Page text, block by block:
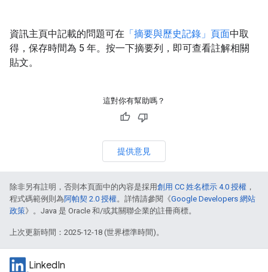
資訊主頁中記載的問題可在 「摘要與歷史記錄」頁面中取
得，保存時間為 5 年。按一下摘要列，即可查看註解相關
貼文。
這對你有幫助嗎？
提供意見
除非另有註明，否則本頁面中的內容是採用創用 CC 姓名標示 4.0 授權 ，
程式碼範例則為阿帕契 2.0 授權。詳情請參閱《Google Developers 網站
政策》。Java 是 Oracle 和/或其關聯企業的註冊商標。
上次更新時間：2025-12-18 (世界標準時間)。
LinkedIn